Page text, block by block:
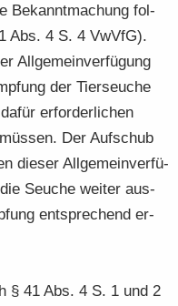
Be­kannt­ma­chung fol­
Abs. 4 S. 4 VwVfG).
All­ge­mein­ver­fü­gung
der Tier­seu­che
er­for­der­li­chen
Der Auf­schub
die­ser All­ge­mein­ver­fü­
Seu­che wei­ter aus­
ent­spre­chend er­
§ 41 Abs. 4 S. 1 und 2